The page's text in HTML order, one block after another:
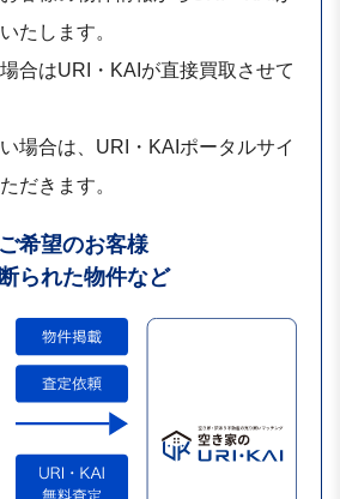
たします。
合はURI・KAIが直接買取させて
場合は、URI・KAIポータルサイ
だきます。
希望のお客様
られた物件など